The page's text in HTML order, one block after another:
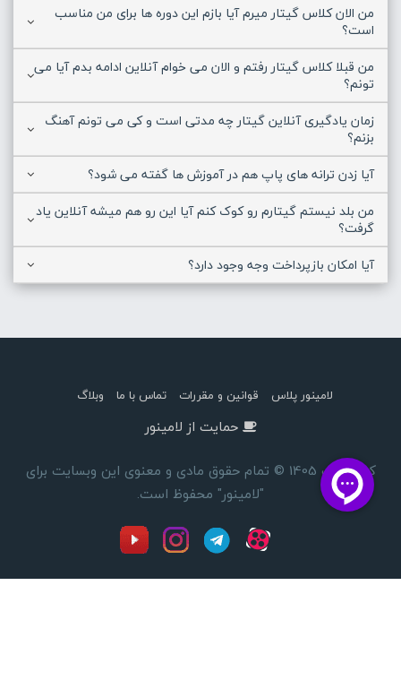
من الان کلاس گیتار میرم آیا بازم این دوره ها برای من مناسب
است؟
من قبلا کلاس گیتار رفتم و الان می خوام آنلاین ادامه بدم آیا می
تونم؟
زمان یادگیری آنلاین گیتار چه مدتی است و کی می تونم آهنگ
بزنم؟
آیا زدن ترانه های پاپ هم در آموزش ها گفته می شود؟
من بلد نیستم گیتارم رو کوک کنم آیا این رو هم میشه آنلاین یاد
گرفت؟
آیا امکان بازپرداخت وجه وجود دارد؟
لامینور پلاس قوانین و مقررات تماس با ما وبلاگ
حمایت از لامینور
کپی رایت 1405 © تمام حقوق مادی و معنوی این وبسایت برای
"لامینور" محفوظ است.